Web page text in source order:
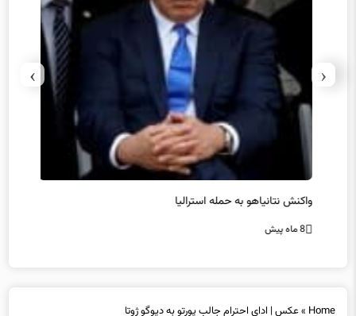
واکنش نتانیاهو به حمله استرالیا
8 ماه پیش
‹
›
Home
»عکس | ادای احترام جالب پورتو به دیوگو ژوتا